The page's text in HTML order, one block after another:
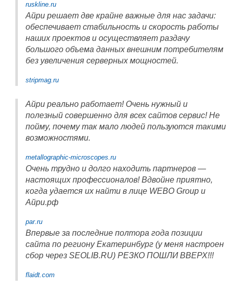
ruskline.ru
Айри решает две крайне важные для нас задачи:
обеспечивает стабильность и скорость работы
наших проектов и осуществляет раздачу
большого объема данных внешним потребителям
без увеличения серверных мощностей.
stripmag.ru
Айри реально работает! Очень нужный и
полезный совершенно для всех сайтов сервис! Не
пойму, почему так мало людей пользуются такими
возможностями.
metallographic-microscopes.ru
Очень трудно и долго находить партнеров —
настоящих профессионалов! Вдвойне приятно,
когда удается их найти в лице WEBO Group и
Айри.рф
par.ru
Впервые за последние полтора года позиции
сайта по региону Екатеринбург (у меня настроен
сбор через SEOLIB.RU) РЕЗКО ПОШЛИ ВВЕРХ!!!
flaidt.com